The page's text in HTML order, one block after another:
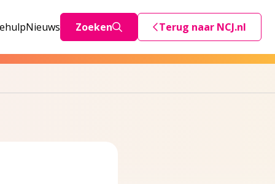
Nieuws Zoeken Terug naar NCJ.nl
Deze link stuurt je terug